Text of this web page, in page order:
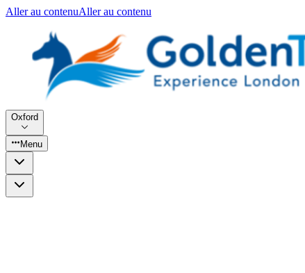
Aller au contenuAller au contenu
Oxford
Menu